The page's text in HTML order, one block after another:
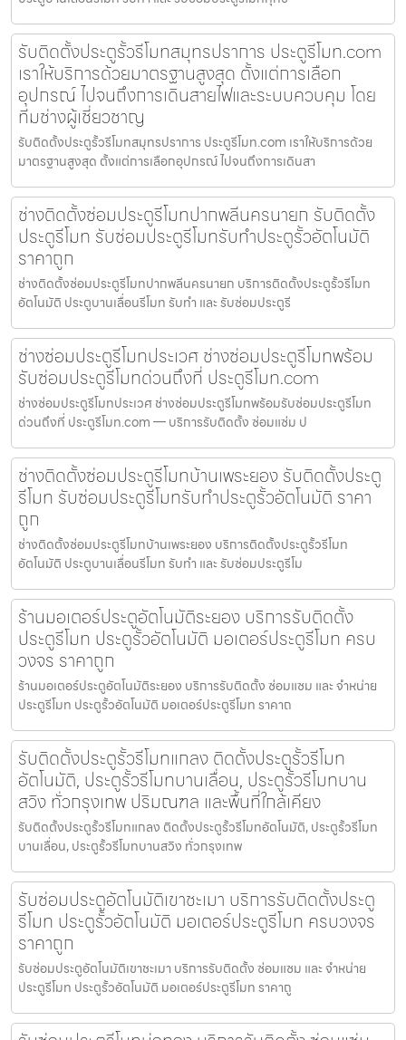
รับติดตั้งประตูรั้วรีโมทสมุทรปราการ ประตูรีโมท.com
เราให้บริการด้วยมาตรฐานสูงสุด ตั้งแต่การเลือก
อุปกรณ์ ไปจนถึงการเดินสายไฟและระบบควบคุม โดย
ทีมช่างผู้เชี่ยวชาญ
รับติดตั้งประตูรั้วรีโมทสมุทรปราการ ประตูรีโมท.com เราให้บริการด้วย
มาตรฐานสูงสุด ตั้งแต่การเลือกอุปกรณ์ ไปจนถึงการเดินสา
ช่างติดตั้งซ่อมประตูรีโมทปากพลีนครนายก รับติดตั้ง
ประตูรีโมท รับซ่อมประตูรีโมทรับทำประตูรั้วอัตโนมัติ
ราคาถูก
ช่างติดตั้งซ่อมประตูรีโมทปากพลีนครนายก บริการติดตั้งประตูรั้วรีโมท
อัตโนมัติ ประตูบานเลื่อนรีโมท รับทำ และ รับซ่อมประตูรี
ช่างซ่อมประตูรีโมทประเวศ ช่างซ่อมประตูรีโมทพร้อม
รับซ่อมประตูรีโมทด่วนถึงที่ ประตูรีโมท.com
ช่างซ่อมประตูรีโมทประเวศ ช่างซ่อมประตูรีโมทพร้อมรับซ่อมประตูรีโมท
ด่วนถึงที่ ประตูรีโมท.com — บริการรับติดตั้ง ซ่อมแซ่ม ป
ช่างติดตั้งซ่อมประตูรีโมทบ้านเพระยอง รับติดตั้งประตู
รีโมท รับซ่อมประตูรีโมทรับทำประตูรั้วอัตโนมัติ ราคา
ถูก
ช่างติดตั้งซ่อมประตูรีโมทบ้านเพระยอง บริการติดตั้งประตูรั้วรีโมท
อัตโนมัติ ประตูบานเลื่อนรีโมท รับทำ และ รับซ่อมประตูรีโม
ร้านมอเตอร์ประตูอัตโนมัติระยอง บริการรับติดตั้ง
ประตูรีโมท ประตูรั้วอัตโนมัติ มอเตอร์ประตูรีโมท ครบ
วงจร ราคาถูก
ร้านมอเตอร์ประตูอัตโนมัติระยอง บริการรับติดตั้ง ซ่อมแซม และ จำหน่าย
ประตูรีโมท ประตูรั้วอัตโนมัติ มอเตอร์ประตูรีโมท ราคาถ
รับติดตั้งประตูรั้วรีโมทแกลง ติดตั้งประตูรั้วรีโมท
อัตโนมัติ, ประตูรั้วรีโมทบานเลื่อน, ประตูรั้วรีโมทบาน
สวิง ทั่วกรุงเทพ ปริมณฑล และพื้นที่ใกล้เคียง
รับติดตั้งประตูรั้วรีโมทแกลง ติดตั้งประตูรั้วรีโมทอัตโนมัติ, ประตูรั้วรีโมท
บานเลื่อน, ประตูรั้วรีโมทบานสวิง ทั่วกรุงเทพ
รับซ่อมประตูอัตโนมัติเขาชะเมา บริการรับติดตั้งประตู
รีโมท ประตูรั้วอัตโนมัติ มอเตอร์ประตูรีโมท ครบวงจร
ราคาถูก
รับซ่อมประตูอัตโนมัติเขาชะเมา บริการรับติดตั้ง ซ่อมแซม และ จำหน่าย
ประตูรีโมท ประตูรั้วอัตโนมัติ มอเตอร์ประตูรีโมท ราคาถู